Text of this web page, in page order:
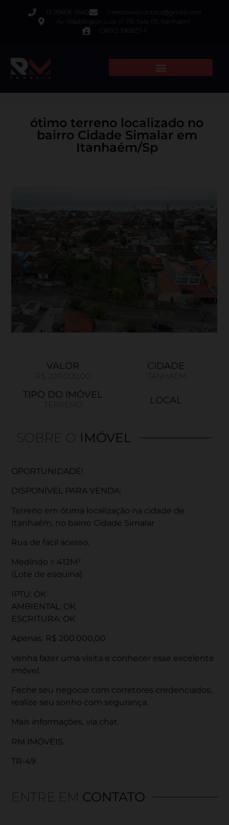
13 99658-5640
rmimoveiscontato@gmail.com
Av. Washington Luiz nº 115, Sala 05, Itanhaém
CRECI 196.827-F
ótimo terreno localizado no
bairro Cidade Simalar em
Itanhaém/Sp
VALOR
R$ 200.000,00
CIDADE
ITANHAÉM
TIPO DO IMÓVEL
TERRENO LOCAL
SOBRE O IMÓVEL
OPORTUNIDADE!
DISPONÍVEL PARA VENDA:
Terreno em ótima localização na cidade de
Itanhaém, no bairro Cidade Simalar
Rua de fácil acesso.
Medindo = 412M²
(Lote de esquina)
IPTU: OK
AMBIENTAL: OK
ESCRITURA: OK
Apenas: R$ 200.000,00
Venha fazer uma visita e conhecer esse excelente
imóvel.
Feche seu negocio com corretores credenciados,
realize seu sonho com segurança.
Mais informações, via chat.
RM IMÓVEIS.
TR-49
ENTRE EM CONTATO